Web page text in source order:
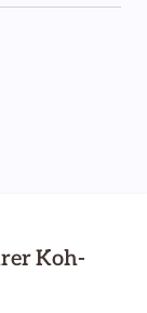
Koh-